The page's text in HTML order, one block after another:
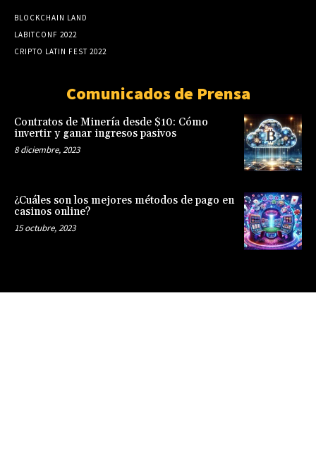
BLOCKCHAIN LAND
LABITCONF 2022
CRIPTO LATIN FEST 2022
Comunicados de Prensa
Contratos de Minería desde $10: Cómo
invertir y ganar ingresos pasivos
8 diciembre, 2023
¿Cuáles son los mejores métodos de pago en
casinos online?
15 octubre, 2023